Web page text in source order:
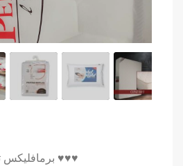
برمافليكس تزيدكم دلال على دلال ♥️♥️♥️